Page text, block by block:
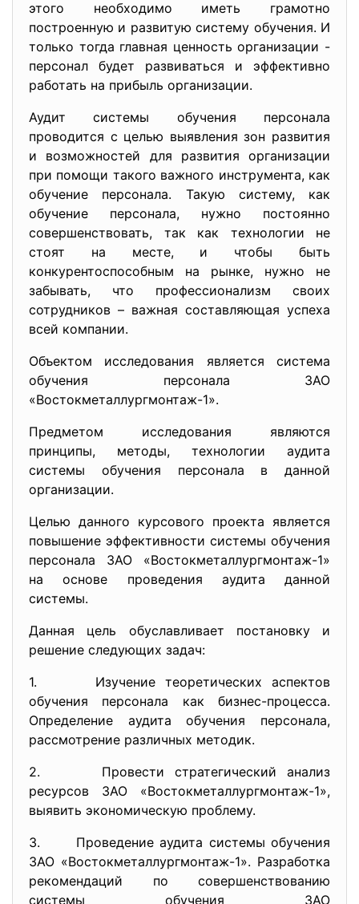
этого необходимо иметь грамотно
построенную и развитую систему обучения. И
только тогда главная ценность организации -
персонал будет развиваться и эффективно
работать на прибыль организации.
Аудит системы обучения персонала
проводится с целью выявления зон развития
и возможностей для развития организации
при помощи такого важного инструмента, как
обучение персонала. Такую систему, как
обучение персонала, нужно постоянно
совершенствовать, так как технологии не
стоят на месте, и чтобы быть
конкурентоспособным на рынке, нужно не
забывать, что профессионализм своих
сотрудников – важная составляющая успеха
всей компании.
Объектом исследования является система
обучения персонала ЗАО
«Востокметаллургмонтаж-1».
Предметом исследования являются
принципы, методы, технологии аудита
системы обучения персонала в данной
организации.
Целью данного курсового проекта является
повышение эффективности системы обучения
персонала ЗАО «Востокметаллургмонтаж-1»
на основе проведения аудита данной
системы.
Данная цель обуславливает постановку и
решение следующих задач:
1. Изучение теоретических аспектов
обучения персонала как бизнес-процесса.
Определение аудита обучения персонала,
рассмотрение различных методик.
2. Провести стратегический анализ
ресурсов ЗАО «Востокметаллургмонтаж-1»,
выявить экономическую проблему.
3. Проведение аудита системы обучения
ЗАО «Востокметаллургмонтаж-1». Разработка
рекомендаций по совершенствованию
системы обучения ЗАО